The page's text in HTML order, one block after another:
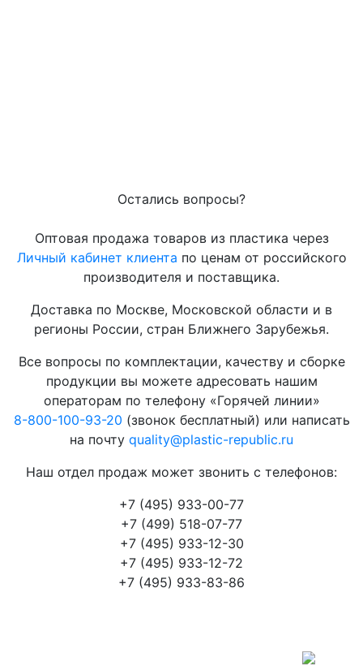
Остались вопросы?
Оптовая продажа товаров из пластика через
Личный кабинет клиента по ценам от российского
производителя и поставщика.
Доставка по Москве, Московской области и в
регионы России, стран Ближнего Зарубежья.
Все вопросы по комплектации, качеству и сборке
продукции вы можете адресовать нашим
операторам по телефону «Горячей линии»
8-800-100-93-20 (звонок бесплатный) или написать
на почту quality@plastic-republic.ru
Наш отдел продаж может звонить с телефонов:
+7 (495) 933-00-77
+7 (499) 518-07-77
+7 (495) 933-12-30
+7 (495) 933-12-72
+7 (495) 933-83-86